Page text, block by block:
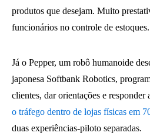
produtos que desejam. Muito
funcionários no controle de estoques.
Já o Pepper, um robô humanoide
japonesa Softbank Robotics,
clientes, dar orientações e responder
o tráfego dentro de lojas físicas em
duas experiências-piloto separadas.